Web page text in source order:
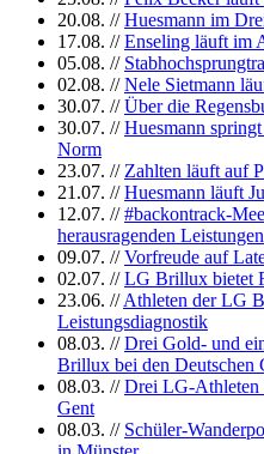
20.08. //Huesmann im
17.08. //Enseling läuft im
05.08. //
02.08. //Nele Sietmann
30.07. //Über die
30.07. //Huesmann
Norm
23.07. // Zahlten läuft auf
21.07. //Huesmann läuft
12.07. //#backontrack-
herausragenden Leistungen
09.07. //Vorfreude auf
02.07. //LG Brillux bietet
23.06. //Athleten der LG
Leistungsdiagnostik
08.03. //Drei Gold- und
Brillux bei den Deutschen
08.03. //Drei LG-Athleten
Gent
08.03. // Schüler-